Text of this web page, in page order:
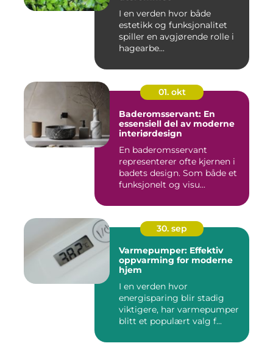
I en verden hvor både
estetikk og funksjonalitet
spiller en avgjørende rolle i
hagearbe...
01. okt
Baderomsservant: En
essensiell del av moderne
interiørdesign
En baderomsservant
representerer ofte kjernen i
badets design. Som både et
funksjonelt og visu...
30. sep
Varmepumper: Effektiv
oppvarming for moderne
hjem
I en verden hvor
energisparing blir stadig
viktigere, har varmepumper
blitt et populært valg f...